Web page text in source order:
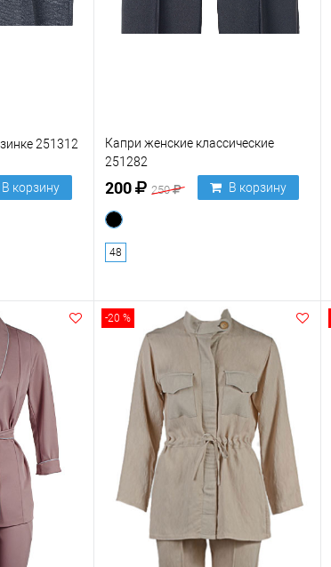
251312
В корзину
Капри женские классические
251282
200 250 В корзину
48
-20 %